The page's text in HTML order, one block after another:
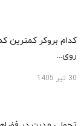
کدام بروکر کمترین
روی...
30 تیر 1405